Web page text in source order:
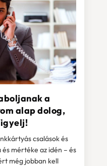
a
alap dolog,
csalások és
és mértéke az idén – és
még jobban kell